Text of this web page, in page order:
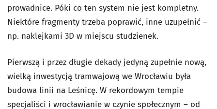
prowadnice. Póki co ten system nie jest kompletny.
Niektóre fragmenty trzeba poprawić, inne uzupełnić –
np. naklejkami 3D w miejscu studzienek.
Pierwszą i przez długie dekady jedyną zupełnie nową,
wielką inwestycją tramwajową we Wrocławiu była
budowa linii na Leśnicę. W rekordowym tempie
specjaliści i wrocławianie w czynie społecznym – od